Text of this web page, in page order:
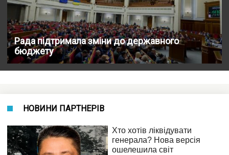
Рада підтримала зміни до державного
бюджету
НОВИНИ ПАРТНЕРІВ